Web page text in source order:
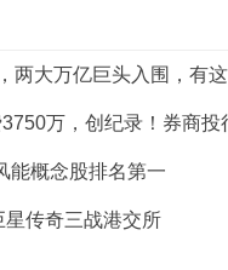
两大万亿巨头入围，有
万，创纪录！券商投
能概念股排名第一
星传奇三战港交所